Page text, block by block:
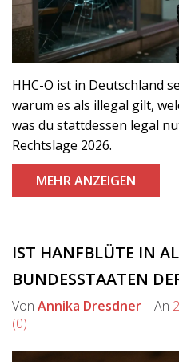
HHC-O ist in Deutschland
warum es als illegal gilt,
was du stattdessen legal
Rechtslage 2026.
MEHR ANZEIGEN
IST HANFBLÜTE IN
BUNDESSTAATEN
Von Annika Dresdner An
(0)